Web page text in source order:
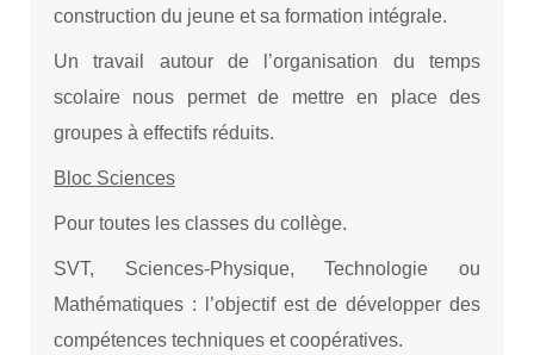
construction du jeune et sa formation intégrale.
Un travail autour de l’organisation du temps
scolaire nous permet de mettre en place des
groupes à effectifs réduits.
Bloc Sciences
Pour toutes les classes du collège.
SVT, Sciences-Physique, Technologie ou
Mathématiques : l’objectif est de développer des
compétences techniques et coopératives.